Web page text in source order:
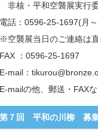
非核・平和空襲展実行
電話：0596-25-1697(月
※空襲展当日のご連絡は
FAX ：0596-25-1697
E-mail：
E-mailの他、郵送・FAX
第７回 平和の川柳 募